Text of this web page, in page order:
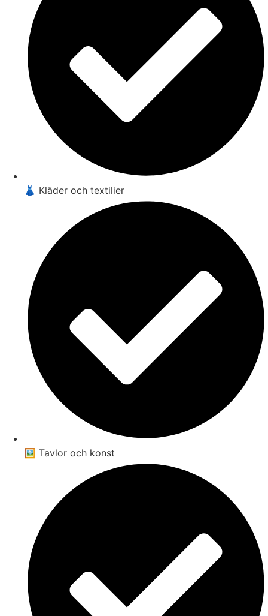
👗 Kläder och textilier
🖼️ Tavlor och konst